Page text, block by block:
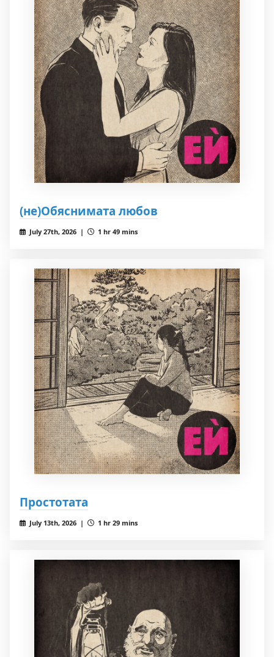
(не)Обяснимата любов
July 27th, 2026 | 1 hr 49 mins
Простотата
July 13th, 2026 | 1 hr 29 mins